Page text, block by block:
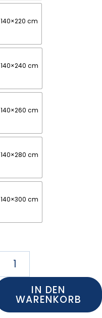
140×220 cm
140×240 cm
140×260 cm
140×280 cm
140×300 cm
IN DEN
WARENKORB